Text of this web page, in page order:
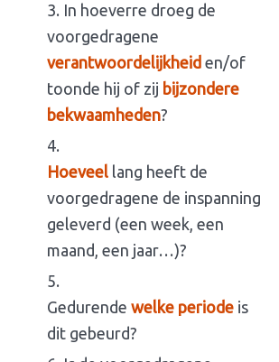
In hoeverre droeg de
voorgedragene
verantwoordelijkheid en/of
toonde hij of zij bijzondere
bekwaamheden?
Hoeveel lang heeft de
voorgedragene de inspanning
geleverd (een week, een
maand, een jaar…)?
Gedurende welke periode is
dit gebeurd?